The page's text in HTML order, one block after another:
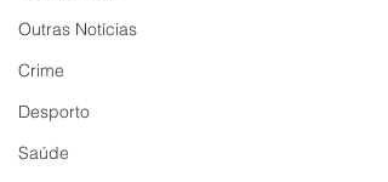
Outras Notícias
Crime
Desporto
Saúde